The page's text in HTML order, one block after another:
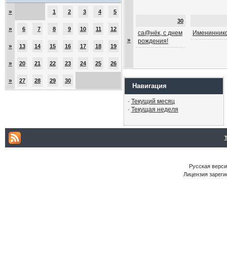
» 1 2 3 4 5
» 6 7 8 9 10 11 12
» 13 14 15 16 17 18 19
» 20 21 22 23 24 25 26
» 27 28 29 30
»
30
са@нёк, с днем
рождения!
Навигация
· Текущий месяц
· Текущая неделя
Русская
Лицензия